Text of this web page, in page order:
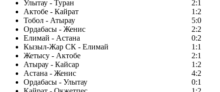
Улытау - Туран
2:1
Актобе - Кайрат
1:2
Тобол - Атырау
5:0
Ордабасы - Женис
2:2
Елимай - Астана
0:2
Кызыл-Жар СК - Елимай
1:1
Жетысу - Актобе
2:1
Атырау - Кайсар
1:2
Астана - Женис
4:2
Ордабасы - Улытау
0:1